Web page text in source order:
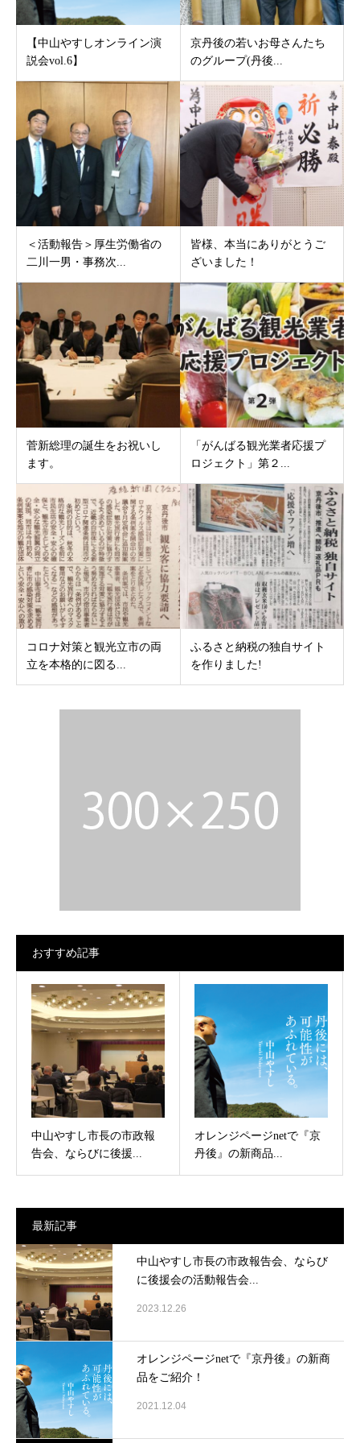
【中山やすしオンライン演
説会vol.6】
京丹後の若いお母さんたち
のグループ(丹後...
＜活動報告＞厚生労働省の
二川一男・事務次...
皆様、本当にありがとうご
ざいました！
菅新総理の誕生をお祝いし
ます。
「がんばる観光業者応援プ
ロジェクト」第２...
コロナ対策と観光立市の両
立を本格的に図る...
ふるさと納税の独自サイト
を作りました!
おすすめ記事
中山やすし市長の市政報
告会、ならびに後援...
オレンジページnetで『京
丹後』の新商品...
最新記事
中山やすし市長の市政報告会、ならび
に後援会の活動報告会...
2023.12.26
オレンジページnetで『京丹後』の新商
品をご紹介！
2021.12.04